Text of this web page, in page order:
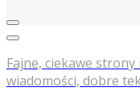
Fajne, ciekawe
wiadomości, dobre